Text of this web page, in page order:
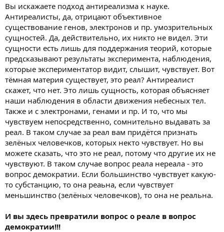
Вы искажаете подход антиреализма к науке.
Антиреалисты, да, отрицают объективное
существование генов, электронов и пр. умозрительных
сущностей. Да, действительно, их никто не видел. Эти
сущности есть лишь для поддержания теорий, которые
предсказывают результаты эксперимента, наблюдения,
которые экспериментатор видит, слышит, чувствует. Вот
тёмная материя существует, это реал? Антиреалист
скажет, что нет. Это лишь сущность, которая объясняет
наши наблюдения в области движения небесных тел.
Также и с электронами, генами и пр. И то, что мы
чувствуем непосредственно, сомнительно выдавать за
реал. В таком случае за реал вам придётся признать
зелёных человечков, которых некто чувствует. Но вы
можете сказать, что это не реал, потому что другие их не
чувствуют. В таком случае вопрос реала нереала - это
вопрос демократии. Если большинство чувствует какую-
то субстанцию, то она реаьна, если чувствует
меньшинство (зелёных человечков), то она не реальна.
И вы здесь превратили вопрос о реале в вопрос
демократии!!!